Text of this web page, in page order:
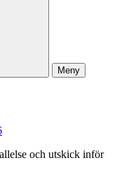
Meny
och utskick inför